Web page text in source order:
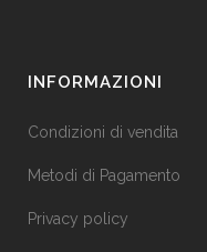
INFORMAZIONI
Condizioni di vendita
Metodi di Pagamento
Privacy policy